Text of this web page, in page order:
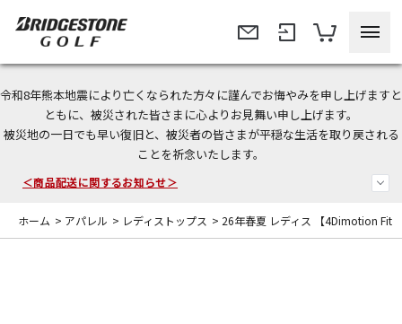
令和8年熊本地震により亡くなられた方々に謹んでお悔やみを申し上げますと
ともに、被災された皆さまに心よりお見舞い申し上げます。
被災地の一日でも早い復旧と、被災者の皆さまが平穏な生活を取り戻される
ことを祈念いたします。
＜夏季休暇中のご注文・発送・お問い合わせ＞
今なら新規会員登録で1,000円OFFクーポンプレゼント！
＜商品配送に関するお知らせ＞
ホーム > アパレル > レディストップス > 26年春夏 レディス 【4Dimotion Fit